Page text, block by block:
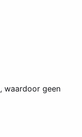
, waardoor geen